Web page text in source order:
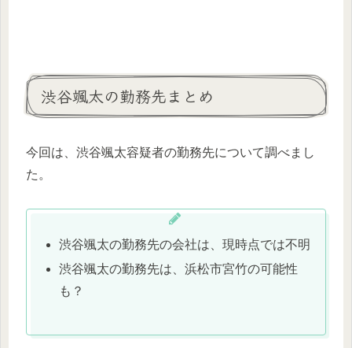
渋谷颯太の勤務先まとめ
今回は、渋谷颯太容疑者の勤務先について調べまし
た。
渋谷颯太の勤務先の会社は、現時点では不明
渋谷颯太の勤務先は、浜松市宮竹の可能性
も？